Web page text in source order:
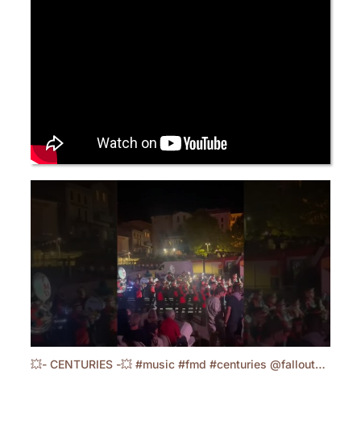
💥- CENTURIES -💥 #music #fmd #centuries @falloutboy #corsodelalavande #dignelesbains